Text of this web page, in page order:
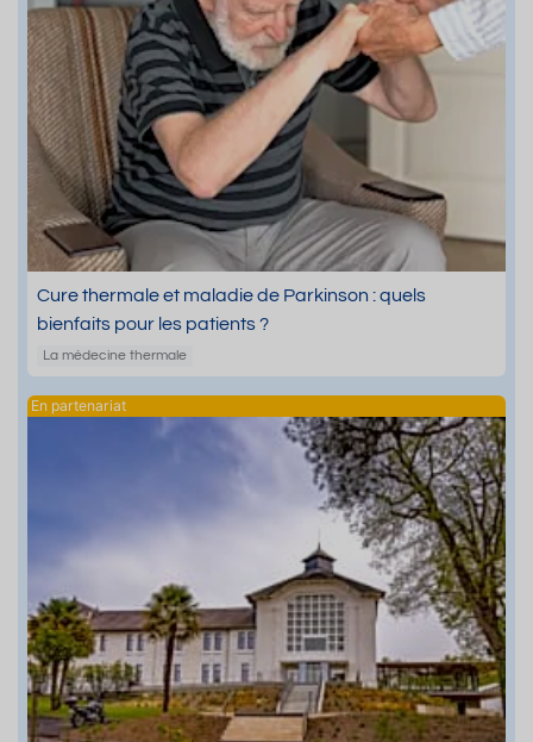
Cure thermale et maladie de Parkinson : quels
bienfaits pour les patients ?
La médecine thermale